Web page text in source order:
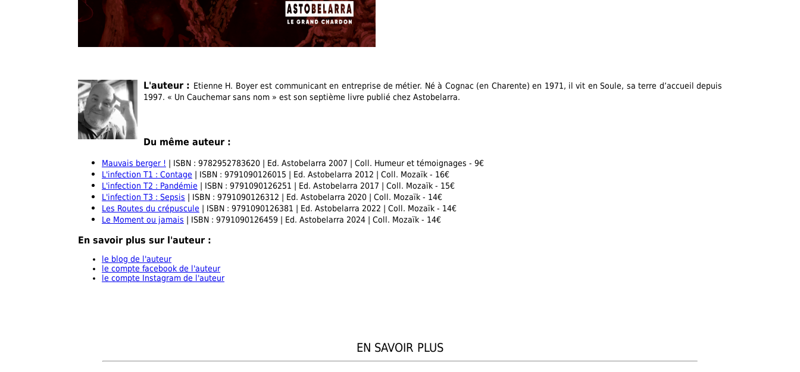
L'auteur : Etienne H. Boyer est communicant en entreprise de métier. Né à Cognac (en Charente) en 1971, il vit en Soule, sa terre d’accueil depuis
1997. « Un Cauchemar sans nom » est son septième livre publié chez Astobelarra.
Du même auteur :
Mauvais berger ! | ISBN : 9782952783620 | Ed. Astobelarra 2007 | Coll. Humeur et témoignages - 9€
L'infection T1 : Contage | ISBN : 9791090126015 | Ed. Astobelarra 2012 | Coll. Mozaïk - 16€
L'infection T2 : Pandémie | ISBN : 9791090126251 | Ed. Astobelarra 2017 | Coll. Mozaïk - 15€
L'infection T3 : Sepsis | ISBN : 9791090126312 | Ed. Astobelarra 2020 | Coll. Mozaïk - 14€
Les Routes du crépuscule | ISBN : 9791090126381 | Ed. Astobelarra 2022 | Coll. Mozaïk - 14€
Le Moment ou jamais | ISBN : 9791090126459 | Ed. Astobelarra 2024 | Coll. Mozaïk - 14€
En savoir plus sur l'auteur :
le blog de l'auteur
le compte facebook de l'auteur
le compte Instagram de l'auteur
EN SAVOIR PLUS